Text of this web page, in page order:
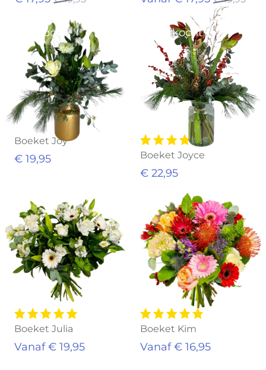
Uitverkocht
Boeket Joy
€ 19,95
Uitverkocht
Boeket Joyce
€ 22,95
Boeket Julia
Vanaf € 19,95
Boeket Kim
Vanaf € 16,95